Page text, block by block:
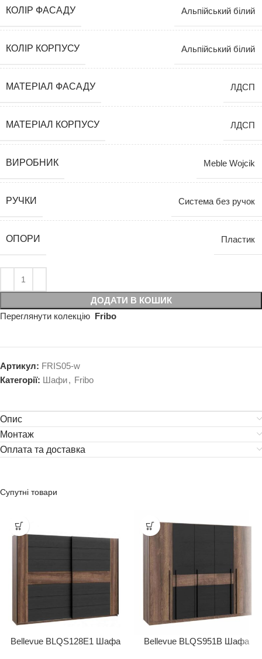
КОЛІР ФАСАДУ Альпійський білий
КОЛІР КОРПУСУ Альпійський білий
МАТЕРІАЛ ФАСАДУ ЛДСП
МАТЕРІАЛ КОРПУСУ ЛДСП
ВИРОБНИК Meble Wojcik
РУЧКИ Система без ручок
ОПОРИ Пластик
ДОДАТИ В КОШИК
Переглянути колекцію Fribo
Артикул: FRIS05-w
Категорії: Шафи, Fribo
Опис
Монтаж
Оплата та доставка
Супутні товари
Bellevue BLQS128E1 Шафа
Bellevue BLQS951B Шафа